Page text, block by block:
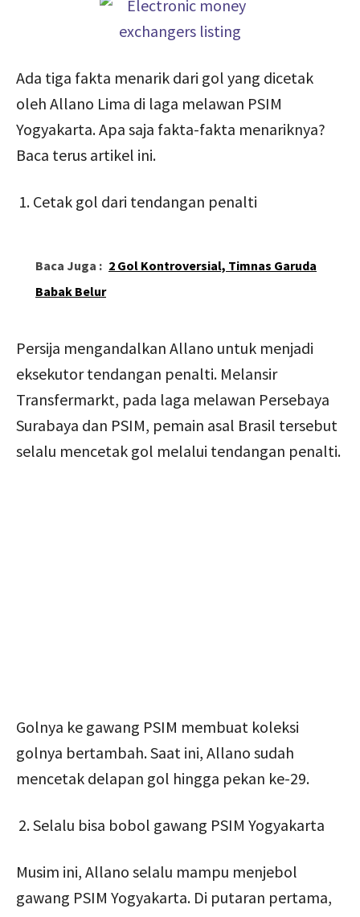
Ada tiga fakta menarik dari gol yang dicetak
oleh Allano Lima di laga melawan PSIM
Yogyakarta. Apa saja fakta-fakta menariknya?
Baca terus artikel ini.
Cetak gol dari tendangan penalti
Baca Juga : 2 Gol Kontroversial, Timnas Garuda
Babak Belur
Persija mengandalkan Allano untuk menjadi
eksekutor tendangan penalti. Melansir
Transfermarkt, pada laga melawan Persebaya
Surabaya dan PSIM, pemain asal Brasil tersebut
selalu mencetak gol melalui tendangan penalti.
Golnya ke gawang PSIM membuat koleksi
golnya bertambah. Saat ini, Allano sudah
mencetak delapan gol hingga pekan ke-29.
Selalu bisa bobol gawang PSIM Yogyakarta
Musim ini, Allano selalu mampu menjebol
gawang PSIM Yogyakarta. Di putaran pertama,